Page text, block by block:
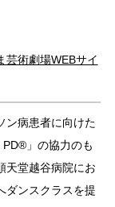
芸術劇場WEBサイ
ン病患者に向けた
」の協力のも
天堂越谷病院にお
ダンスクラスを提